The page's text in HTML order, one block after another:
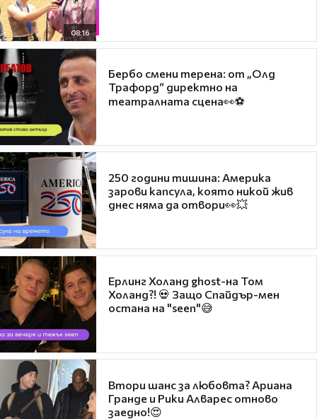
08:16
Бербо смени терена: от „Олд
Трафорд“ директно на
театралната сцена👀⚽
250 години тишина: Америка
зарови капсула, която никой жив
днес няма да отвори👀💥
Ерлинг Холанд ghost-на Том
Холанд?! 💀 Защо Спайдър-мен
остана на "seen"😅
Втори шанс за любовта? Ариана
Гранде и Рики Алварес отново
заедно!😍